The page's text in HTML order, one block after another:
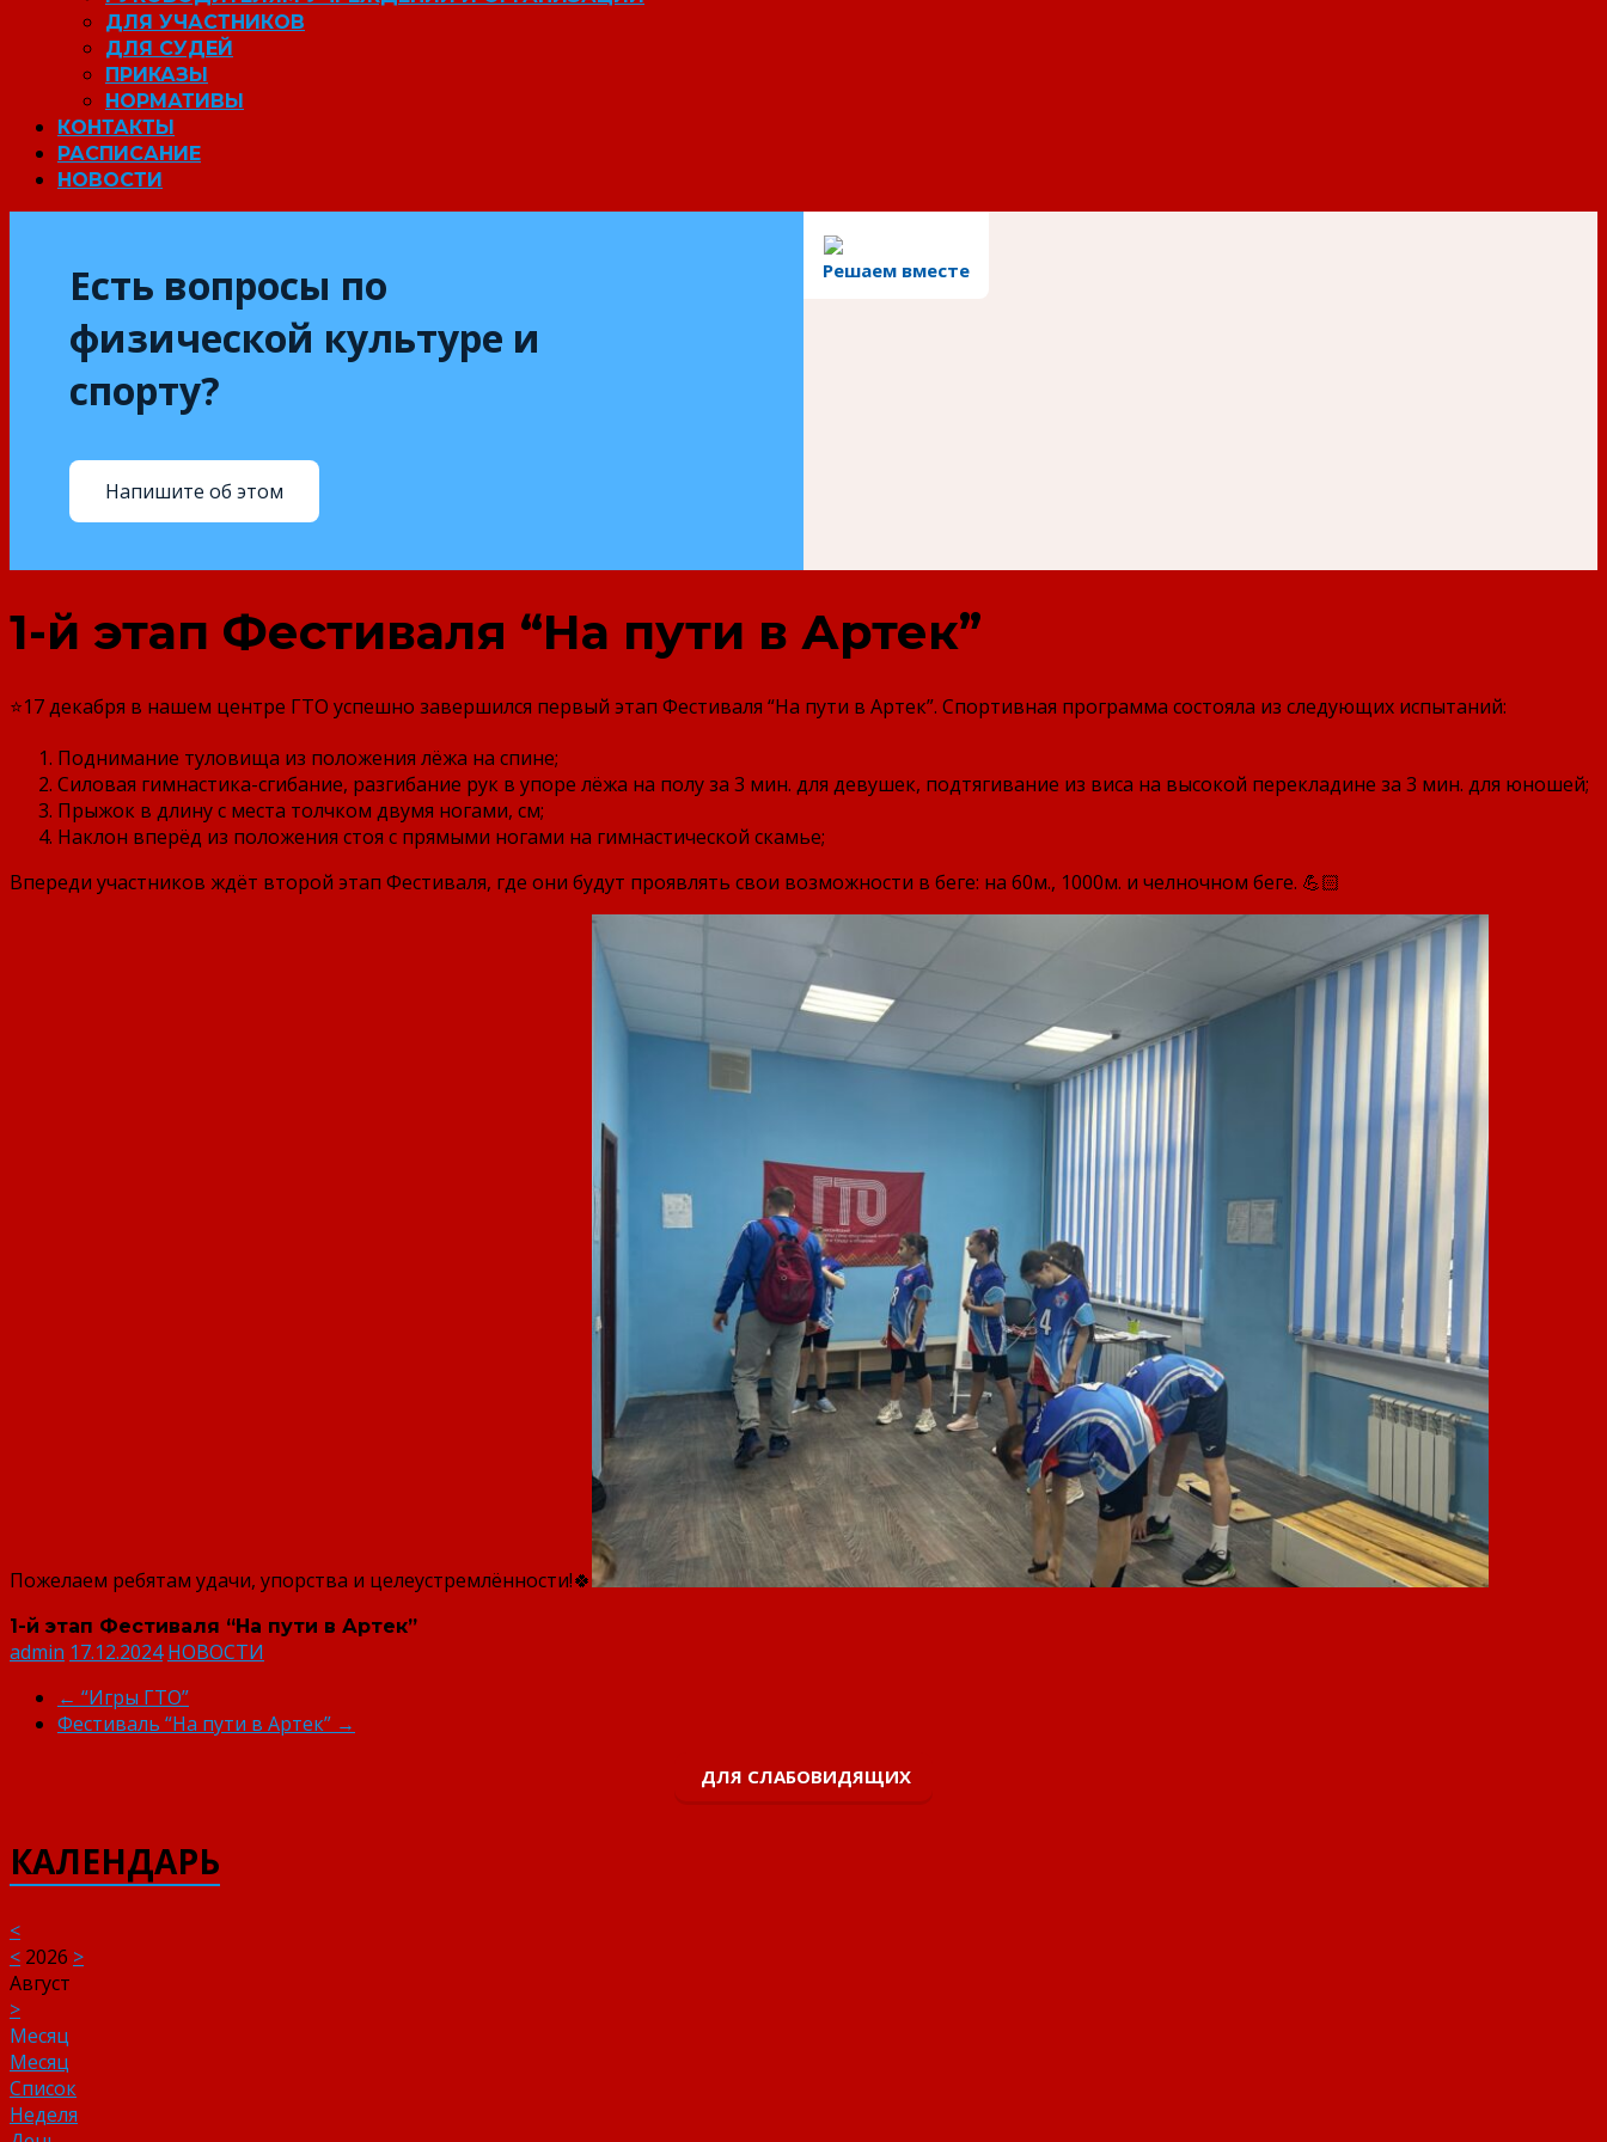
ДЛЯ УЧАСТНИКОВ
ДЛЯ СУДЕЙ
ПРИКАЗЫ
НОРМАТИВЫ
КОНТАКТЫ
РАСПИСАНИЕ
НОВОСТИ
Решаем вместе
Есть вопросы по
физической культуре и
спорту?
Напишите об этом
1-й этап Фестиваля “На пути в Артек”
⭐17 декабря в нашем центре ГТО успешно завершился первый этап Фестиваля “На пути в Артек”. Спортивная программа состояла из следующих испытаний:
Поднимание туловища из положения лёжа на спине;
Силовая гимнастика-сгибание, разгибание рук в упоре лёжа на полу за 3 мин. для девушек, подтягивание из виса на высокой перекладине за 3 мин. для юношей;
Прыжок в длину с места толчком двумя ногами, см;
Наклон вперёд из положения стоя с прямыми ногами на гимнастической скамье;
Впереди участников ждёт второй этап Фестиваля, где они будут проявлять свои возможности в беге: на 60м., 1000м. и челночном беге. 💪🏻
Пожелаем ребятам удачи, упорства и целеустремлённости!🍀
1-й этап Фестиваля “На пути в Артек”
admin 17.12.2024 НОВОСТИ
← “Игры ГТО”
Фестиваль “На пути в Артек” →
ДЛЯ СЛАБОВИДЯЩИХ
КАЛЕНДАРЬ
<
< 2026 >
Август
>
Месяц
Месяц
Список
Неделя